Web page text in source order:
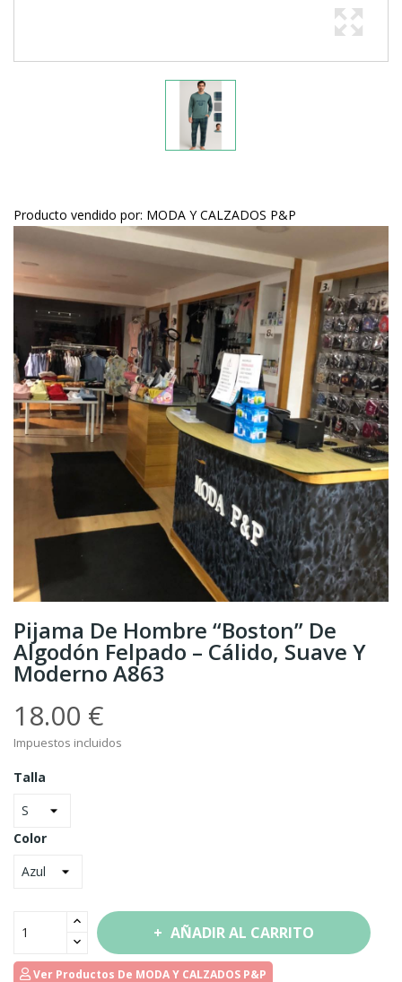
Producto vendido por: MODA Y CALZADOS P&P
Pijama De Hombre “Boston” De
Algodón Felpado – Cálido, Suave Y
Moderno A863
18.00 €
Impuestos incluidos
Talla
Color
AÑADIR AL CARRITO
Ver Productos De MODA Y CALZADOS P&P